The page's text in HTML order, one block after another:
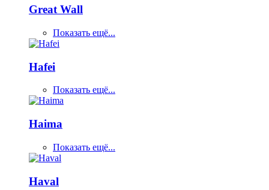
Great Wall
Показать ещё...
Hafei
Показать ещё...
Haima
Показать ещё...
Haval